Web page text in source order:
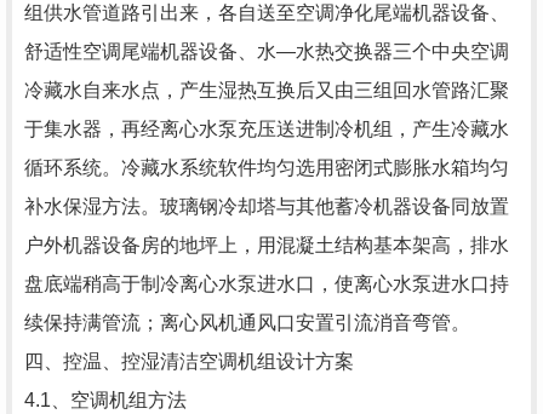
组供水管道路引出来，各自送至空调净化尾端机器设备、
舒适性空调尾端机器设备、水—水热交换器三个中央空调
冷藏水自来水点，产生湿热互换后又由三组回水管路汇聚
于集水器，再经离心水泵充压送进制冷机组，产生冷藏水
循环系统。冷藏水系统软件均匀选用密闭式膨胀水箱均匀
补水保湿方法。玻璃钢冷却塔与其他蓄冷机器设备同放置
户外机器设备房的地坪上，用混凝土结构基本架高，排水
盘底端稍高于制冷离心水泵进水口，使离心水泵进水口持
续保持满管流；离心风机通风口安置引流消音弯管。
四、控温、控湿清洁空调机组设计方案
4.1、空调机组方法